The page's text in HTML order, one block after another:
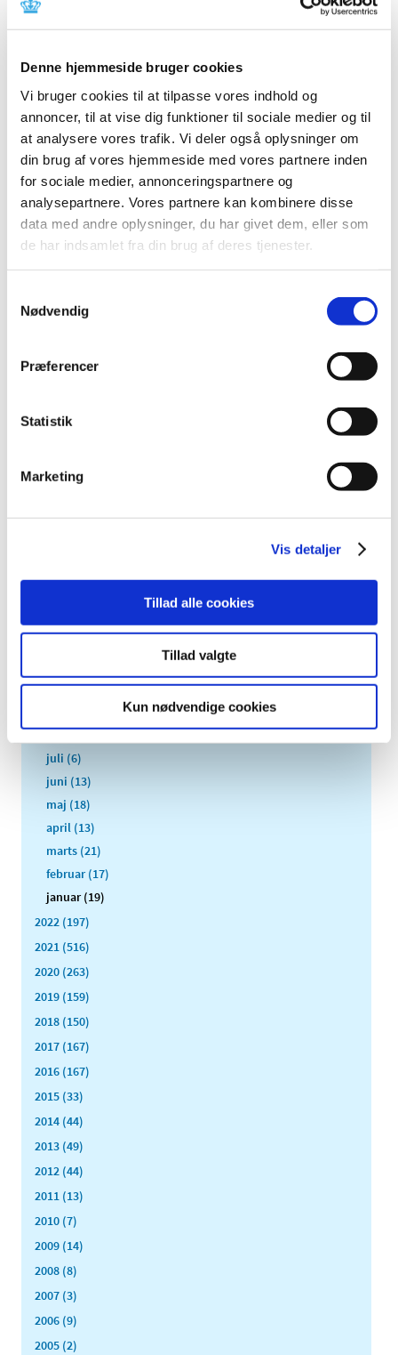
Denne hjemmeside bruger cookies
Vi bruger cookies til at tilpasse vores indhold og
annoncer, til at vise dig funktioner til sociale medier og til
at analysere vores trafik. Vi deler også oplysninger om
din brug af vores hjemmeside med vores partnere inden
for sociale medier, annonceringspartnere og
analysepartnere. Vores partnere kan kombinere disse
data med andre oplysninger, du har givet dem, eller som
de har indsamlet fra din brug af deres tjenester.
Nødvendig
Præferencer
Statistik
Marketing
Vis detaljer
Tillad alle cookies
Tillad valgte
Kun nødvendige cookies
perioden 17. december 2021 til 31. december
2022 (offentlighedsordning)
|5. januar 2023 |
Det følger af whistleblowerloven, at myndigheder
omfattet af reglerne om aktindsigt i offentlighedsloven…
Opdatering af produktresumeer på grund af
ændrede ATC-koder for 2023
|2. januar 2023 |
Indehavere af markedsføringstilladelser til lægemidler,
vejledning om decentrale kliniske forsøg
decentrale kliniske forsøg (DCT) for at lette
Alle (2506)
TID
oktober (16)
september (12)
august (11)
juli (6)
juni (13)
maj (18)
april (13)
marts (21)
februar (17)
januar (19)
2022 (197)
2021 (516)
2020 (263)
2019 (159)
2018 (150)
2017 (167)
2016 (167)
2015 (33)
2014 (44)
2013 (49)
2012 (44)
2011 (13)
2010 (7)
2009 (14)
2008 (8)
2007 (3)
2006 (9)
2005 (2)